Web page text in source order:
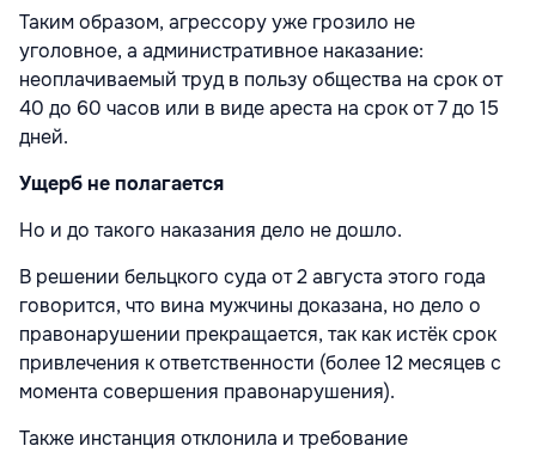
Таким образом, агрессору уже грозило не
уголовное, а административное наказание:
неоплачиваемый труд в пользу общества на срок от
40 до 60 часов или в виде ареста на срок от 7 до 15
дней.
Ущерб не полагается
Но и до такого наказания дело не дошло.
В решении бельцкого суда от 2 августа этого года
говорится, что вина мужчины доказана, но дело о
правонарушении прекращается, так как истёк срок
привлечения к ответственности (более 12 месяцев с
момента совершения правонарушения).
Также инстанция отклонила и требование